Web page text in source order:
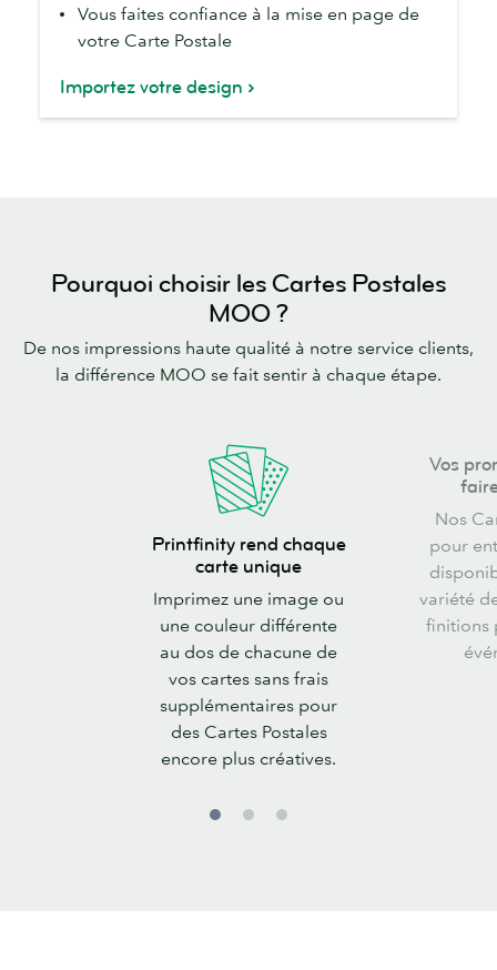
Vous faites confiance à la mise en page de
votre Carte Postale
Importez votre design
Pourquoi choisir les Cartes Postales
MOO ?
De nos impressions haute qualité à notre service clients,
la différence MOO se fait sentir à chaque étape.
Printfinity
carte
unique
Printfinity rend chaque
carte unique
Imprimez une image ou
une couleur différente
au dos de chacune de
vos cartes sans frais
supplémentaires pour
des Cartes Postales
encore plus créatives.
promotions
Vos
Nos
pour
variété
finitions